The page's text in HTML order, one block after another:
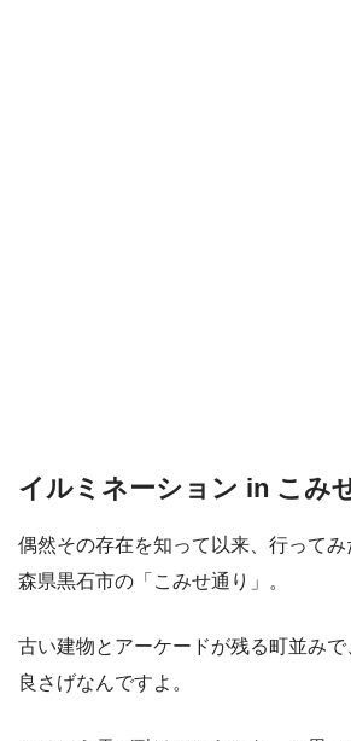
イルミネーション in こみ
偶然その存在を知って以来、行って
森県黒石市の「こみせ通り」。
古い建物とアーケードが残る町並み
良さげなんですよ。